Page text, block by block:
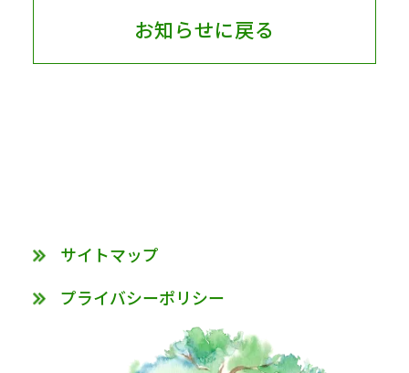
お知らせに戻る
サイトマップ
プライバシーポリシー